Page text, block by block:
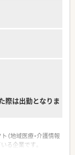
。
際は出勤となりま
（地域医療・介護情報
る企業です。